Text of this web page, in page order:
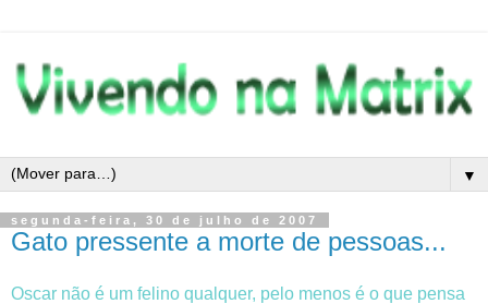
▼
segunda-feira, 30 de julho de 2007
Gato pressente a morte de pessoas...
Oscar não é um felino qualquer, pelo menos é o que pensa